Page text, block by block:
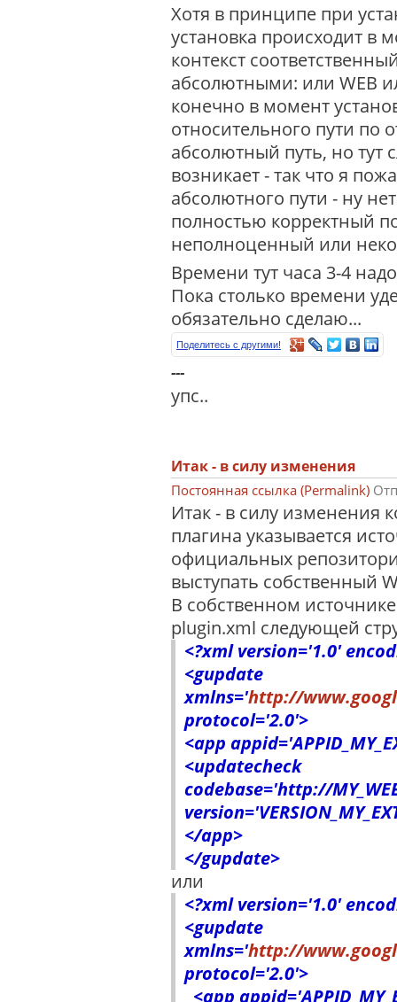
Хотя в принципе при
установка происходит в
контекст
абсолютными: или WEB
конечно в момент
относительного пути по
абсолютный путь, но
возникает - так что я
абсолютного пути - ну
полностью корректный
неполноценный или
Времени тут часа 3-4
Пока столько времени
обязательно сделаю...
Поделитесь с другими!
---
упс..
Итак - в силу изменения
Постоянная ссылка (Permalink)
Итак - в силу изменения
плагина указывается
официальных
выступать собственный
В собственном
plugin.xml следующей
<?xml version='1.0'
<gupdate
xmlns='http://
protocol='2.0'>
<app
<updatecheck
codebase='http://
</app>
</gupdate>
или
<?xml version='1.0'
<gupdate
xmlns='http://
protocol='2.0'>
<app